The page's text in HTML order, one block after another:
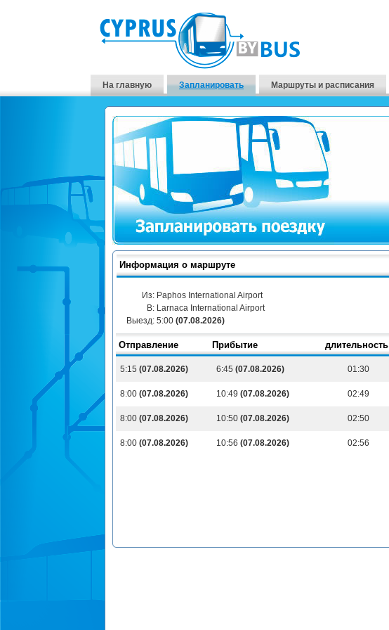
На главную Запланировать Маршруты и расписания
Информация о маршруте
Из: Paphos International Airport
В: Larnaca International Airport
Выезд: 5:00 (07.08.2026)
Отправление Прибытие длительность
5:15 (07.08.2026) 6:45 (07.08.2026) 01:30
8:00 (07.08.2026) 10:49 (07.08.2026) 02:49
8:00 (07.08.2026) 10:50 (07.08.2026) 02:50
8:00 (07.08.2026) 10:56 (07.08.2026) 02:56